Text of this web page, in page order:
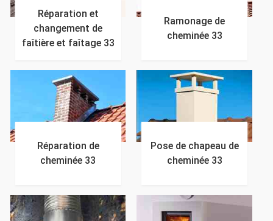
Réparation et
changement de
faîtière et faîtage 33
Ramonage de
cheminée 33
Réparation de
cheminée 33
Pose de chapeau de
cheminée 33